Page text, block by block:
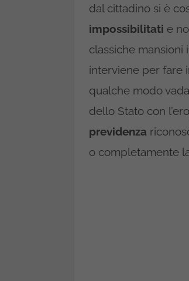
dal cittadino si è
impossibilitati e
classiche mansioni
interviene per fare
qualche modo
dello Stato con
previdenza
o completamente